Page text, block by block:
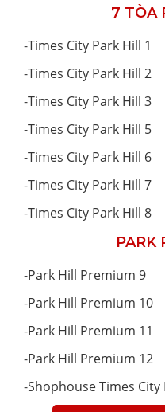
7 TÒA
-Times City Park Hill 1
-Times City Park Hill 2
-Times City Park Hill 3
-Times City Park Hill 5
-Times City Park Hill 6
-Times City Park Hill 7
-Times City Park Hill 8
PARK
-Park Hill Premium 9
-Park Hill Premium 10
-Park Hill Premium 11
-Park Hill Premium 12
-Shophouse Times City